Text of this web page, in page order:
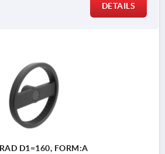
DETAILS
D1=160, FORM:A